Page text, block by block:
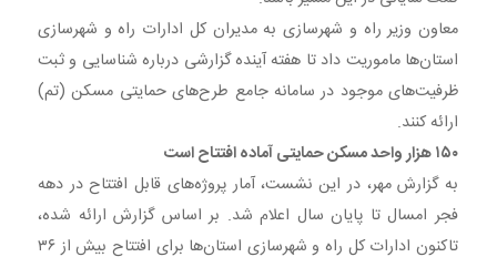
معاون وزیر راه و شهرسازی به مدیران کل ادارات راه و شهرسازی
استان‌ها ماموریت داد تا هفته آینده گزارشی درباره شناسایی و ثبت
ظرفیت‌های موجود در سامانه جامع طرح‌های حمایتی مسکن (تم)
ارائه کنند.
۱۵۰ هزار واحد مسکن حمایتی آماده افتتاح است
به گزارش مهر، در این نشست، آمار پروژه‌های قابل افتتاح در دهه
فجر امسال تا پایان سال اعلام شد. بر اساس گزارش ارائه شده،
تاکنون ادارات کل راه و شهرسازی استان‌ها برای افتتاح بیش از ۳۶